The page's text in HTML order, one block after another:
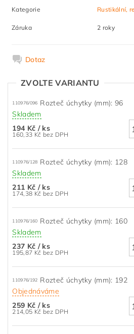
Kategorie Rustikální,
Záruka 2 roky
Dotaz
ZVOLTE VARIANTU
110976/096 Rozteč úchytky (mm): 96
Skladem
194 Kč / ks
160,33 Kč bez DPH
110976/128 Rozteč úchytky (mm): 128
Skladem
211 Kč / ks
174,38 Kč bez DPH
110976/160 Rozteč úchytky (mm): 160
Skladem
237 Kč / ks
195,87 Kč bez DPH
110976/192 Rozteč úchytky (mm): 192
Objednáváme
259 Kč / ks
214,05 Kč bez DPH